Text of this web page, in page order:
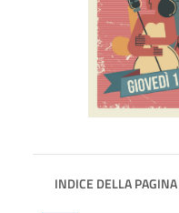
INDICE DELLA PAGINA